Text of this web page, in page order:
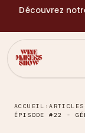
Découvrez
ACCUEIL ›ARTICLES
ÉPISODE #22 -